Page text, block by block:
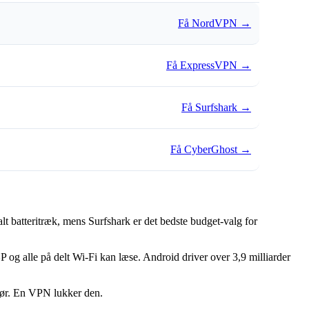
Få NordVPN →
Få ExpressVPN →
Få Surfshark →
Få CyberGhost →
batteritræk, mens Surfshark er det bedste budget-valg for
og alle på delt Wi-Fi kan læse. Android driver over 3,9 milliarder
En VPN lukker den.